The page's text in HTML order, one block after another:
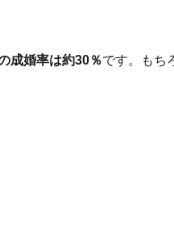
成婚率は約30％です。もち